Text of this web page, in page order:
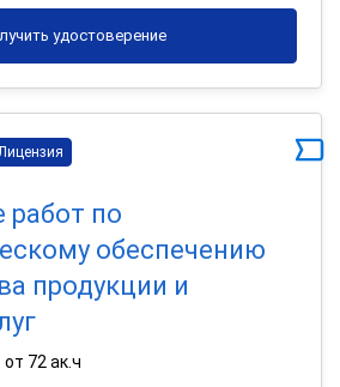
удостоверение
работ по
обеспечению
продукции и
от 72 ак.ч